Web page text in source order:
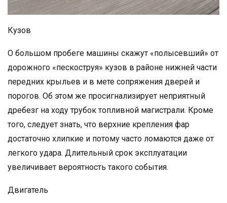
Кузов
О большом пробеге машины скажут «полысевший» от
дорожного «пескоструя» кузов в районе нижней части
передних крыльев и в мете сопряжения дверей и
порогов. Об этом же просигнализирует неприятный
дребезг на ходу трубок топливной магистрали. Кроме
того, следует знать, что верхние крепления фар
достаточно хлипкие и потому часто ломаются даже от
легкого удара. Длительный срок эксплуатации
увеличивает вероятность такого события.
Двигатель